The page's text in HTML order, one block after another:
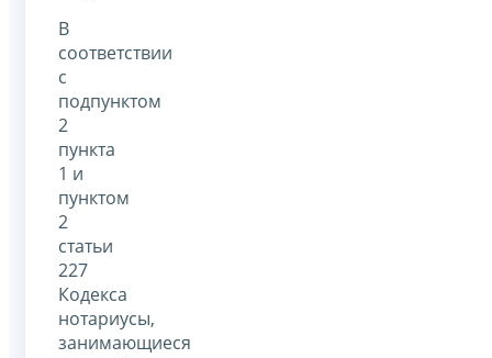
В
соответствии
с
подпунктом
2
пункта
1 и
пунктом
2
статьи
227
Кодекса
нотариусы,
занимающиеся